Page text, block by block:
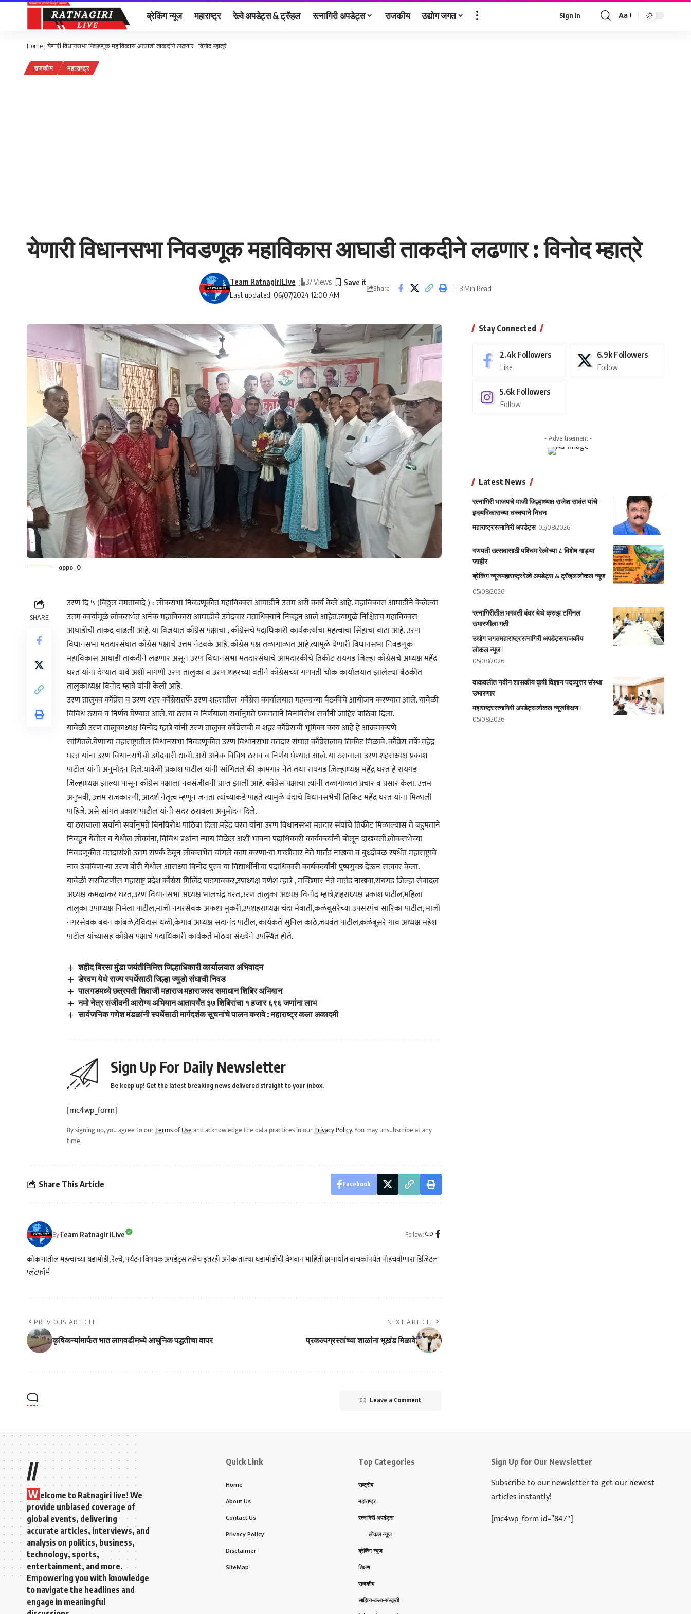
ब्रेकिंग न्यूज महाराष्ट्र रेल्वे अपडेट्स & ट्रॅव्हल रत्नागिरी अपडेट्स राजकीय उद्योग जगत Sign In
Font
Aa
Home |येणारी विधानसभा निवडणूक महाविकास आघाडी ताकदीने लढणार : विनोद म्हात्रे
राजकीय महाराष्ट्र
येणारी विधानसभा निवडणूक महाविकास आघाडी ताकदीने लढणार : विनोद म्हात्रे
Last updated: 06/07/2024 12:00 AM
Team RatnagiriLive 37 Views
Share 3 Min Read
oppo_0
SHARE
उरण दि ५ (विठ्ठल ममताबादे ) : लोकसभा निवडणूकीत महाविकास आघाडीने उत्तम असे कार्य केले आहे. महाविकास आघाडीने केलेल्या
उत्तम कार्यामूळे लोकसभेत अनेक महाविकास आघाडीचे उमेदवार मताधिक्याने निवडून आले आहेत.त्यामुळे निश्चितच महाविकास
आघाडीची ताकद वाढली आहे. या विजयात काँग्रेस पक्षाचा , काँग्रेसचे पदाधिकारी कार्यकर्त्यांचा महत्वाचा सिंहाचा वाटा आहे. उरण
विधान‌सभा मतदारसंघात काँग्रेस पक्षाचे उत्तम नेटवर्क आहे. काँग्रेस पक्ष तळागाळात आहे.त्यामूळे येणारी विधानसभा निवडणूक
महाविकास आघाडी ताकदीने लढणार असून उरण विधानसभा मतदारसंघाचे आमदारकीचे तिकीट रायगड जिल्हा काँग्रेसचे अध्यक्ष महेंद्र
घरत यांना देण्यात यावे अशी मागणी उरण तालुका व उरण शहरच्या वतीने काँग्रेसच्या गणपती चौक कार्यालयात झालेल्या बैठकीत
तालुकाध्यक्ष विनोद म्हात्रे यांनी केली आहे.
उरण तालुका काँग्रेस व उरण शहर काँग्रेसतर्फे उरण शहरातील काँग्रेस कार्यालयात महत्वाच्या बैठकीचे आयोजन करण्यात आले. यावेळी
विविध ठराव व निर्णय घेण्यात आले. या ठराव व निर्णयाला सर्वानुमते एकमताने बिनविरोध सर्वांनी जाहिर पाठिबा दिला.
यावेळी उरण तालुकाध्यक्ष विनोद म्हात्रे यांनी उरण तालुका काँग्रेसची व शहर काँग्रेसची भूमिका काय आहे हे आक्रमकपणे
सांगितले.येणाऱ्या महाराष्ट्रातील विधानसभा निवडणूकीत उरण विधानसभा मतदार संघात काँग्रेसलाच तिकीट मिळावे. काँग्रेस तर्फे महेंद्र
घरत यांना उरण विधानसभेची उमेदवारी द्यावी. असे अनेक विविध ठराव व निर्णय घेण्यात आले. या ठरावाला उरण शहराध्यक्ष प्रकाश
पाटील यांनी अनुमोदन दिले.यावेळी प्रकाश पाटील यांनी सांगितले की कामगार नेते तथा रायगड जिल्हाध्यक्ष महेंद्र घरत हे रायगड
जिल्हाध्यक्ष झाल्या पासून काँग्रेस पक्षाला नवसंजीवनी प्राप्त झाली आहे. काँग्रेस पक्षाचा त्यांनी तळागाळात प्रचार व प्रसार केला. उत्तम
अनुभवी, उत्तम राजकारणी, आदर्श नेतृत्व म्हणून जनता त्यांच्याकडे पाहते त्यामुळे यंदाचे विधानसभेची तिकिट महेंद्र घरत यांना मिळाली
पाहिजे. असे सांगत प्रकाश पाटील यांनी सदर ठरावला अनुमोदन दिले.
या ठरावाला सर्वांनी सर्वानुमते बिनविरोध पाठिंबा दिला.महेंद्र घरत यांना उरण विधानसभा मतदार संघांचे तिकीट मिळाल्यास ते बहुमताने
निवडून येतील व येथील लोकांना, विविध प्रश्नांना न्याय मिळेल अशी भावना पदाधिकारी कार्यकर्त्यांनी बोलून दाखवली.लोकसभेच्या
निवडणूकीत मतदारांशी उत्तम संपर्क ठेवून लोकसभेत चांगले काम करणा-या मच्छीमार नेते मार्तंड नाखवा व बुध्दीबळ स्पर्धेत महाराष्ट्राचे
नाव उंचविणा-या उरण बोरी येथील आराध्या विनोद पुरव या विद्यार्थीनीचा पदाधिकारी कार्यकर्त्यांनी पुष्पगुच्छ देऊन सत्कार केला.
यावेळी सरचिटणीस महाराष्ट्र प्रदेश काँग्रेस मिलिंद पाडगावकर,उपाध्यक्ष गणेश म्हात्रे , मच्छिमार नेते मार्तंड नाखवा,रायगड जिल्हा सेवादल
अध्यक्ष कमळाकर घरत,उरण विधानसभा अध्यक्ष भालचंद्र घरत,उरण तालुका अध्यक्ष विनोद म्हात्रे,शहराध्यक्ष प्रकाश पाटील,महिला
तालुका उपाध्यक्ष निर्मला पाटील,माजी नगरसेवक अफशा मुकरी,उपशहराध्यक्ष चंदा मेवाती,कळंबूसरेच्या उपसरपंच सारिका पाटील, माजी
नगरसेवक बबन कांबळे,देविदास थळी,केगाव अध्यक्ष सदानंद पाटील, कार्यकर्ते सुनिल काठे,जयवंत पाटील,कळंबूसरे गाव अध्यक्ष महेश
पाटील यांच्यासह काँग्रेस पक्षाचे पदाधिकारी कार्यकर्ते मोठया संख्येने उपस्थित होते.
शहीद बिरसा मुंडा जयंतीनिमित्त जिल्हाधिकारी कार्यालयात अभिवादन
डेरवण येथे राज्य स्पर्धेसाठी जिल्हा ज्युडो संघाची निवड
पालगडमध्ये छत्रपती शिवाजी महाराज महाराजस्व समाधान शिबिर अभियान
नमो नेत्र संजीवनी आरोग्य अभियान आतापर्यंत ३७ शिबिरांचा १ हजार ६९६ जणांना लाभ
सार्वजनिक गणेश मंडळांनी स्पर्धेसाठी मार्गदर्शक सूचनांचे पालन करावे : महाराष्ट्र कला अकादमी
Sign Up For Daily Newsletter
Be keep up! Get the latest breaking news delivered straight to your inbox.
[mc4wp_form]
By signing up, you agree to ourTerms of Useand acknowledge the data practices in ourPrivacy Policy. You may unsubscribe at any
time.
Share This Article Facebook
ByTeam RatnagiriLive Follow:
कोकणातील महत्वाच्या घडामोडी, रेल्वे, पर्यटन विषयक अपडेट्स तसेच इतरही अनेक ताज्या घडामोडींची वेगवान माहिती क्षणार्धात वाचकांपर्यत पोहचवीणारा डिजिटल
प्लॅटफॉर्म
PREVIOUS ARTICLE
कृषिकन्यांमार्फत भात लागवडीमध्ये आधुनिक पद्धतीचा वापर
NEXT ARTICLE
प्रकल्पग्रस्तांच्या शाळांना भूखंड मिळावे
Leave a Comment
Stay Connected
2.4k Followers
Like
6.9k Followers
Follow
5.6k Followers
Follow
- Advertisement -
Latest News
रत्नागिरी भाजपचे माजी जिल्हाध्यक्ष राजेश सावंत यांचे
हृदयविकाराच्या धक्क्याने निधन
महाराष्ट्ररत्नागिरी अपडेट्स 05/08/2026
गणपती उत्सवासाठी पश्चिम रेल्वेच्या ८ विशेष गाड्या
जाहीर
ब्रेकिंग न्यूजमहाराष्ट्ररेल्वे अपडेट्स & ट्रॅव्हललोकल न्यूज
05/08/2026
रत्नागिरीतील भगवती बंदर येथे क्रुझ टर्मिनल
उभारणीला गती
उद्योग जगतमहाराष्ट्ररत्नागिरी अपडेट्सराजकीय
लोकल न्यूज
05/08/2026
वाकवलीत नवीन शासकीय कृषी विज्ञान पदव्युत्तर संस्था
उभारणार
महाराष्ट्ररत्नागिरी अपडेट्सलोकल न्यूजशिक्षण
05/08/2026
//
W elcome to Ratnagiri live! We
provide unbiased coverage of
global events, delivering
accurate articles, interviews, and
analysis on politics, business,
technology, sports,
entertainment, and more.
Empowering you with knowledge
to navigate the headlines and
engage in meaningful
Quick Link
Home
About Us
Contact Us
Privacy Policy
Disclaimer
SiteMap
Top Categories
राष्ट्रीय
महाराष्ट्र
रत्नागिरी अपडेट्स
लोकल न्यूज
ब्रेकिंग न्यूज
शिक्षण
राजकीय
साहित्य-कला-संस्कृती
Sign Up for Our Newsletter
Subscribe to our newsletter to get our newest
articles instantly!
[mc4wp_form id=”847″]